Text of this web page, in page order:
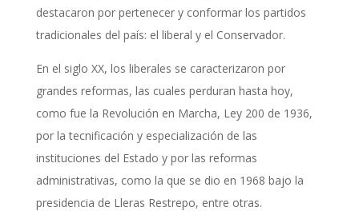
destacaron por pertenecer y conformar los partidos
tradicionales del país: el liberal y el Conservador.
En el siglo XX, los liberales se caracterizaron por
grandes reformas, las cuales perduran hasta hoy,
como fue la Revolución en Marcha, Ley 200 de 1936,
por la tecnificación y especialización de las
instituciones del Estado y por las reformas
administrativas, como la que se dio en 1968 bajo la
presidencia de Lleras Restrepo, entre otras.